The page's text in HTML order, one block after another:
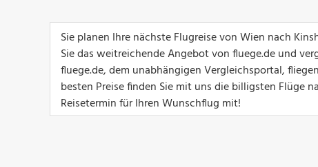
Sie planen Ihre nächste Flugreise von Wien nach
Sie das weitreichende Angebot von fluege.de und
fluege.de, dem unabhängigen Vergleichsportal,
besten Preise finden Sie mit uns die billigsten Flüge
Reisetermin für Ihren Wunschflug mit!